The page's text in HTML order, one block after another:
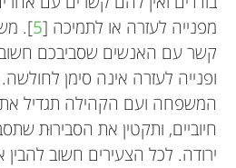
מפנייה לעזרה או לתמיכה [5
].
קשר עם האנשים שסביבכם חשוב
ופנייה לעזרה אינה סימן
המשפחה ועם הקהילה תגדיל את
חיוביים, ותקטין את הסבירוּת
ירודה. לכל הצעירים חשוב